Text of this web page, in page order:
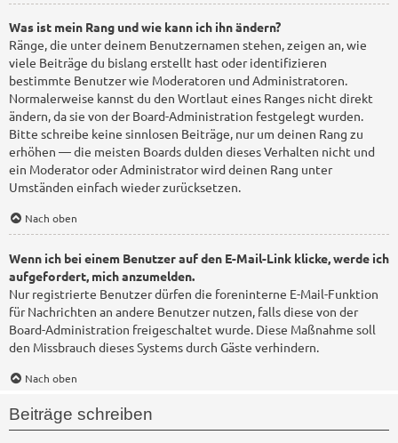
Was ist mein Rang und wie kann ich ihn ändern?
Ränge, die unter deinem Benutzernamen stehen, zeigen an, wie
viele Beiträge du bislang erstellt hast oder identifizieren
bestimmte Benutzer wie Moderatoren und Administratoren.
Normalerweise kannst du den Wortlaut eines Ranges nicht direkt
ändern, da sie von der Board-Administration festgelegt wurden.
Bitte schreibe keine sinnlosen Beiträge, nur um deinen Rang zu
erhöhen — die meisten Boards dulden dieses Verhalten nicht und
ein Moderator oder Administrator wird deinen Rang unter
Umständen einfach wieder zurücksetzen.
Nach oben
Wenn ich bei einem Benutzer auf den E-Mail-Link klicke, werde ich
aufgefordert, mich anzumelden.
Nur registrierte Benutzer dürfen die foreninterne E-Mail-Funktion
für Nachrichten an andere Benutzer nutzen, falls diese von der
Board-Administration freigeschaltet wurde. Diese Maßnahme soll
den Missbrauch dieses Systems durch Gäste verhindern.
Nach oben
Beiträge schreiben